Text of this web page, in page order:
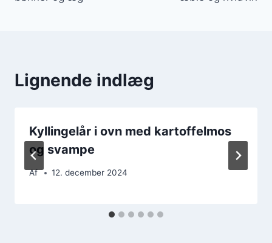
Lignende indlæg
Kyllingelår i ovn med kartoffelmos
og svampe
Af 12. december 2024